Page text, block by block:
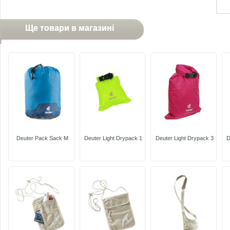
Ще товари в магазині
Deuter Pack Sack M Deuter Light Drypack 1 Deuter Light Drypack 3